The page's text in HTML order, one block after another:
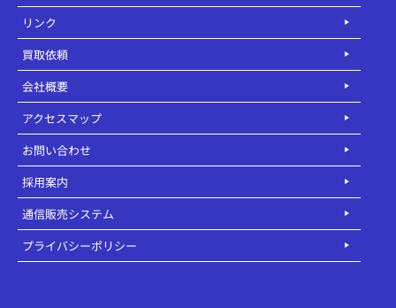
リンク
買取依頼
会社概要
アクセスマップ
お問い合わせ
採用案内
通信販売システム
プライバシーポリシー